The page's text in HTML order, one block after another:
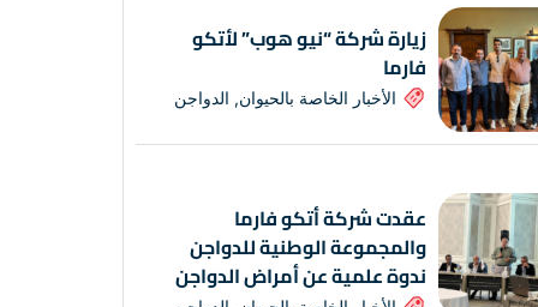
زيارة شركة “نيو هوب” لأتكو
فارما
الأخبار الخاصة بالحيوان, الدواجن
عقدت شركة أتكو فارما
والمجموعة الوطنية للدواجن
ندوة علمية عن أمراض الدواجن